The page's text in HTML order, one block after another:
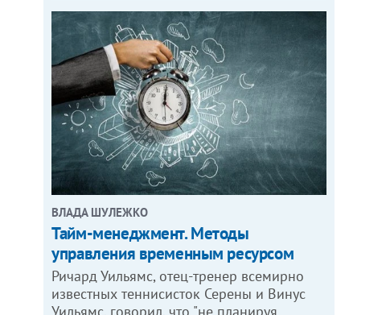
ВЛАДА ШУЛЕЖКО
Тайм-менеджмент. Методы
управления временным ресурсом
Ричард Уильямс, отец-тренер всемирно
известных теннисисток Серены и Винус
Уильямс, говорил, что "не планируя